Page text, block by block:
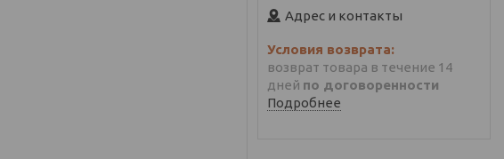
Адрес и контакты
возврат товара в течение 14
дней по договоренности
Подробнее